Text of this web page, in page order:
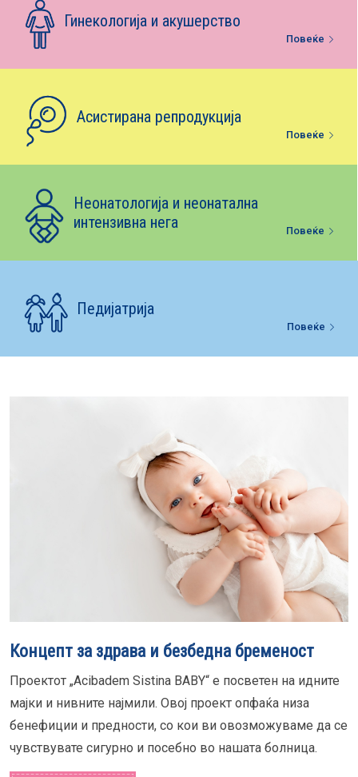
Е-библиотека
Гинекологија и акушерство
Повеќе
Асистирана репродукција
Повеќе
Неонатологија и неонатална
интензивна нега
Повеќе
Педијатрија
Повеќе
Концепт за здрава и безбедна бременост
Проектот „Acibadem Sistina BABY“ е посветен на идните
мајки и нивните најмили. Овој проект опфаќа низа
бенефиции и предности, со кои ви овозможуваме да се
чувствувате сигурно и посебно во нашата болница.